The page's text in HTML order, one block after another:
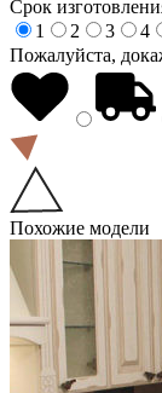
Срок
1
2 3 4
Пожалуйста,
Похожие модели